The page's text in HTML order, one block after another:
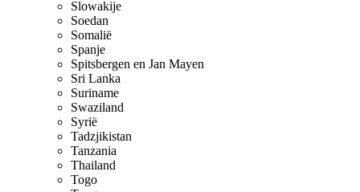
Slowakije
Soedan
Somalië
Spanje
Spitsbergen en Jan Mayen
Sri Lanka
Suriname
Swaziland
Syrië
Tadzjikistan
Tanzania
Thailand
Togo